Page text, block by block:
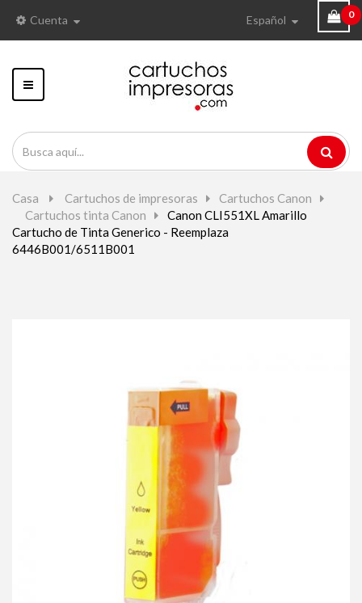
0
Español
Cuenta
Navegación
Toggle
Casa > Cartuchos de impresoras >
Cartuchos Canon
Cartuchos tinta Canon >
Canon CLI551XL Amarillo
Cartucho de Tinta Generico - Reemplaza
6446B001/6511B001